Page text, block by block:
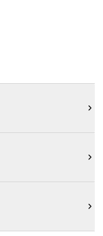


